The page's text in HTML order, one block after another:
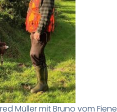
Müller mit Bruno vom Fiene